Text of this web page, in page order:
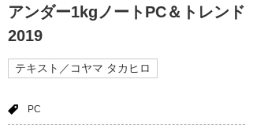
アンダー1kgノートPC＆トレンド
2019
テキスト／コヤマ タカヒロ
PC